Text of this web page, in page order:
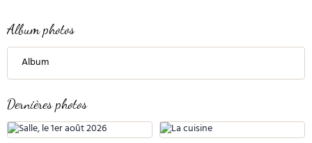
Album photos
Album
Dernières photos